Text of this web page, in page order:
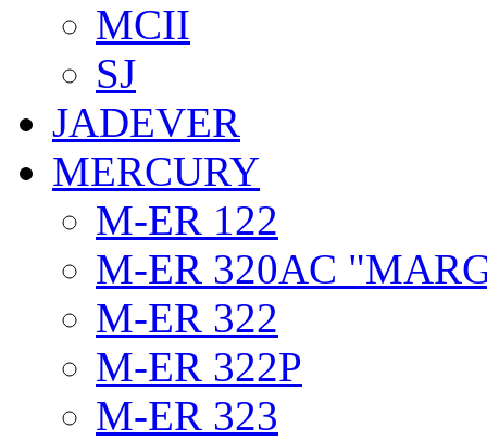
MCII
SJ
JADEVER
MERCURY
M-ER 122
M-ER 320AC
M-ER 322
M-ER 322P
M-ER 323